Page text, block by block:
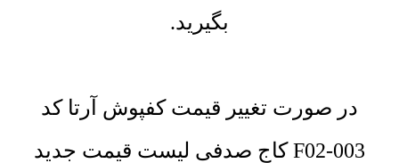
بگیرید.
در صورت تغییر قیمت کفپوش آرتا کد
F02-003 کاج صدفی لیست قیمت جدید